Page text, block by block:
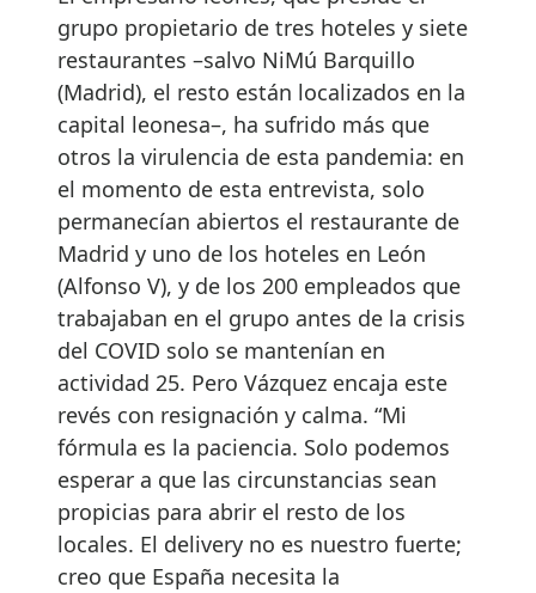
grupo propietario de tres hoteles y siete
restaurantes –salvo NiMú Barquillo
(Madrid), el resto están localizados en la
capital leonesa–, ha sufrido más que
otros la virulencia de esta pandemia: en
el momento de esta entrevista, solo
permanecían abiertos el restaurante de
Madrid y uno de los hoteles en León
(Alfonso V), y de los 200 empleados que
trabajaban en el grupo antes de la crisis
del COVID solo se mantenían en
actividad 25. Pero Vázquez encaja este
revés con resignación y calma. “Mi
fórmula es la paciencia. Solo podemos
esperar a que las circunstancias sean
propicias para abrir el resto de los
locales. El delivery no es nuestro fuerte;
creo que España necesita la